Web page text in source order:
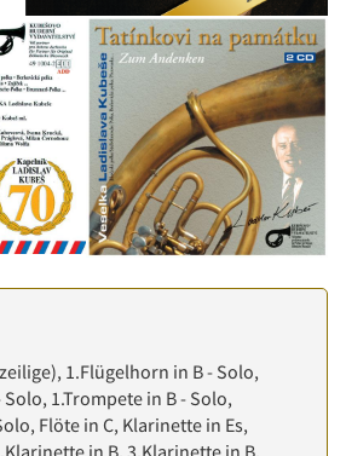
1.Flügelhorn in B - Solo,
1.Trompete in B - Solo,
Flöte in C, Klarinette in Es,
in B, 3.Klarinette in B,